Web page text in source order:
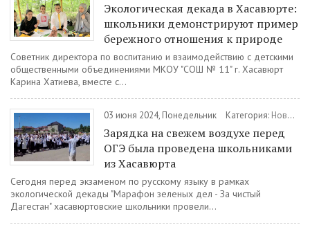
Экологическая декада в Хасавюрте:
школьники демонстрируют пример
бережного отношения к природе
Советник директора по воспитанию и взаимодействию с детскими
общественными объединениями МКОУ "СОШ № 11" г. Хасавюрт
Карина Хатиева, вместе с...
03 июня 2024, Понедельник Категория: Новости
Зарядка на свежем воздухе перед
ОГЭ была проведена школьниками
из Хасавюрта
Сегодня перед экзаменом по русскому языку в рамках
экологической декады "Марафон зеленых дел - За чистый
Дагестан" хасавюртовские школьники провели...